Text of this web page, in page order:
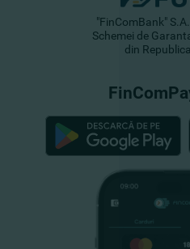
"FinComBank"
Schemei de
din